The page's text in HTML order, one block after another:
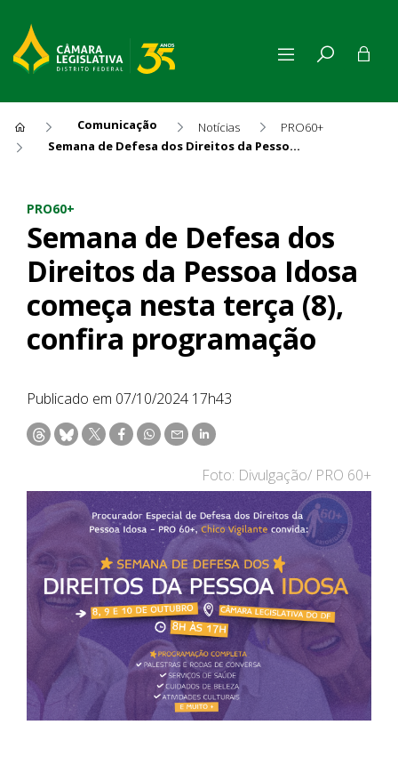
Comunicação Notícias
PRO60+
Semana de Defesa dos Direitos da Pessoa Idosa começa nesta terça (8), confira programação
PRO60+
Semana de Defesa dos
Direitos da Pessoa Idosa
começa nesta terça (8),
confira programação
Publicado em 07/10/2024 17h43
Foto: Divulgação/ PRO 60+